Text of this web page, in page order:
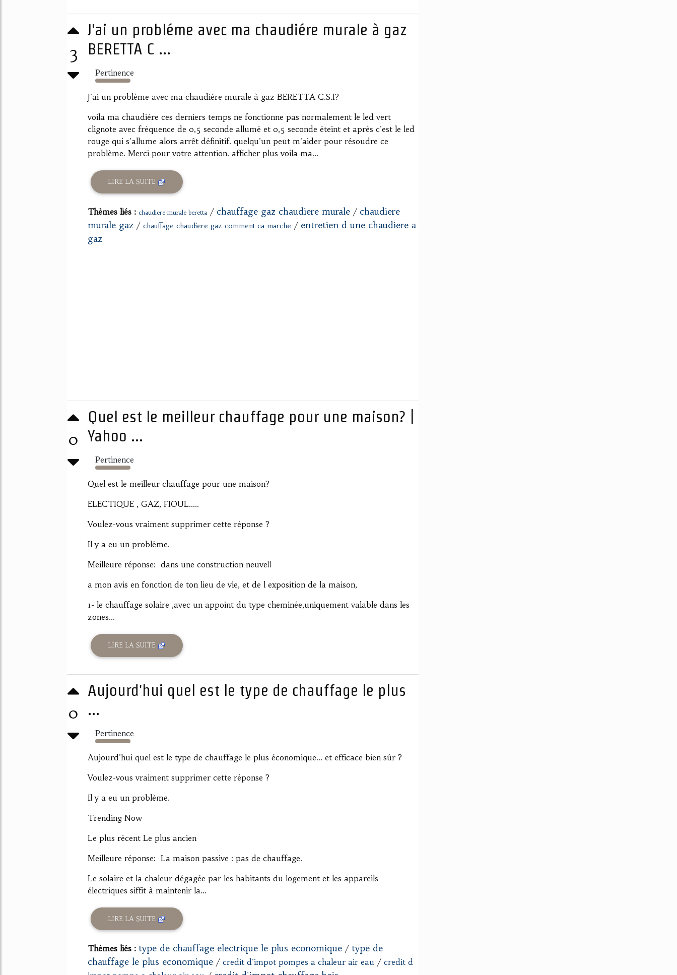
3
J'ai un probléme avec ma chaudiére murale à gaz
BERETTA C ...
Pertinence
128%
J'ai un probléme avec ma chaudiére murale à gaz BERETTA C.S.I?
voila ma chaudière ces derniers temps ne fonctionne pas normalement le led vert
clignote avec fréquence de 0,5 seconde allumé et 0,5 seconde éteint et après c'est le led
rouge qui s'allume alors arrêt définitif. quelqu'un peut m'aider pour résoudre ce
problème. Merci pour votre attention. afficher plus voila ma...
LIRE LA SUITE
Thèmes liés : chaudiere murale beretta / chauffage gaz chaudiere murale / chaudiere
murale gaz / chauffage chaudiere gaz comment ca marche / entretien d une chaudiere a
gaz
0
Quel est le meilleur chauffage pour une maison? |
Yahoo ...
Pertinence
5893%
Quel est le meilleur chauffage pour une maison?
ELECTIQUE , GAZ, FIOUL.....
Voulez-vous vraiment supprimer cette réponse ?
Il y a eu un problème.
Meilleure réponse: dans une construction neuve!!
a mon avis en fonction de ton lieu de vie, et de l exposition de la maison,
1- le chauffage solaire ,avec un appoint du type cheminée,uniquement valable dans les
zones...
LIRE LA SUITE
0
Aujourd'hui quel est le type de chauffage le plus
...
Pertinence
1273%
Aujourd'hui quel est le type de chauffage le plus économique... et efficace bien sûr ?
Voulez-vous vraiment supprimer cette réponse ?
Il y a eu un problème.
Trending Now
Le plus récent Le plus ancien
Meilleure réponse: La maison passive : pas de chauffage.
Le solaire et la chaleur dégagée par les habitants du logement et les appareils
électriques siffit à maintenir la...
LIRE LA SUITE
Thèmes liés : type de chauffage electrique le plus economique / type de
chauffage le plus economique / credit d'impot pompes a chaleur air eau / credit d